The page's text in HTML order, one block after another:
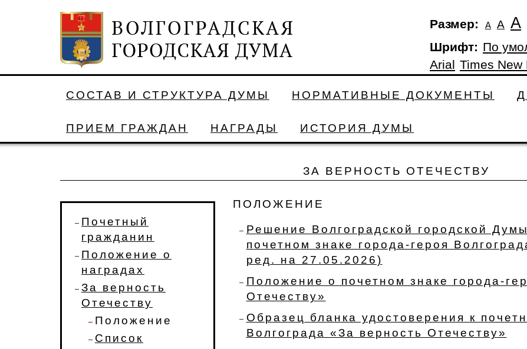
Размер: А А А
Шрифт: По
Arial Times New
СОСТАВ И СТРУКТУРА ДУМЫ НОРМАТИВНЫЕ ДОКУМЕНТЫ
ПРИЕМ ГРАЖДАН НАГРАДЫ ИСТОРИЯ ДУМЫ
ЗА ВЕРНОСТЬ ОТЕЧЕСТВУ
Почетный
гражданин
Положение о
наградах
За верность
Отечеству
Положение
Список
ПОЛОЖЕНИЕ
Решение Волгоградской городской
почетном знаке города-героя
ред. на 27.05.2026)
Положение о почетном знаке города-
Отечеству»
Образец бланка удостоверения к
Волгограда «За верность Отечеству»